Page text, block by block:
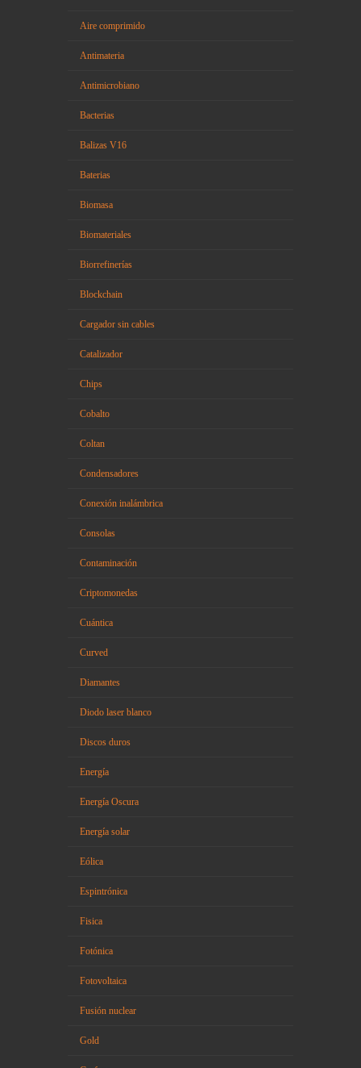
Aire comprimido
Antimateria
Antimicrobiano
Bacterias
Balizas V16
Baterias
Biomasa
Biomateriales
Biorrefinerías
Blockchain
Cargador sin cables
Catalizador
Chips
Cobalto
Coltan
Condensadores
Conexión inalámbrica
Consolas
Contaminación
Criptomonedas
Cuántica
Curved
Diamantes
Diodo laser blanco
Discos duros
Energía
Energía Oscura
Energía solar
Eólica
Espintrónica
Fisica
Fotónica
Fotovoltaica
Fusión nuclear
Gold